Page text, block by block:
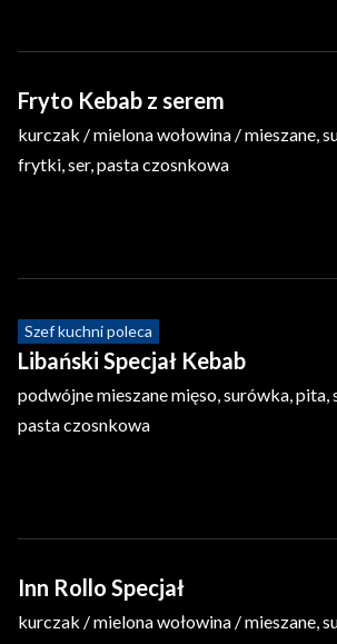
Fryto Kebab z serem
kurczak / mielona wołowina / mieszane,
frytki, ser, pasta czosnkowa
Szef kuchni poleca
Libański Specjał Kebab
podwójne mieszane mięso, surówka, pita,
pasta czosnkowa
Inn Rollo Specjał
kurczak / mielona wołowina / mieszane,